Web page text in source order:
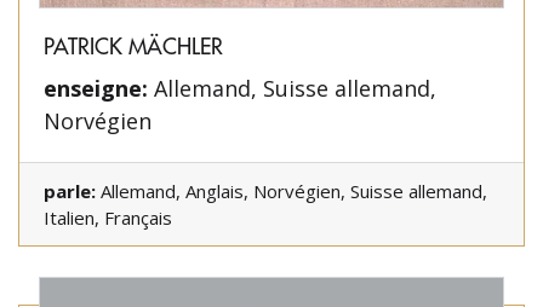
PATRICK MÄCHLER
enseigne: Allemand, Suisse allemand,
Norvégien
parle: Allemand, Anglais, Norvégien, Suisse allemand,
Italien, Français